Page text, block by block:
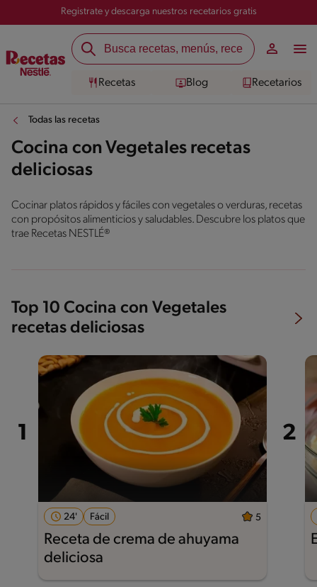
Registrate y descarga nuestros recetarios gratis
Recetas Blog Recetarios
Todas las recetas
Cocina con Vegetales recetas
deliciosas
Cocinar platos rápidos y fáciles con vegetales o verduras, recetas
con propósitos alimenticios y saludables. Descubre los platos que
trae Recetas NESTLÉ®
Top 10 Cocina con Vegetales
recetas deliciosas
24' Fácil 5
Receta de crema de ahuyama
deliciosa